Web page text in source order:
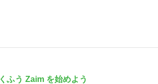
くふう Zaim を始めよう